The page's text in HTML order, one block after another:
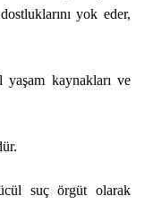
yok eder,
yaşam kaynakları ve
suç örgüt olarak